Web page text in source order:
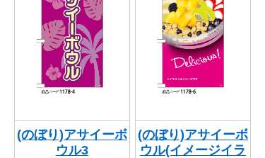
(のぼり)アサイーボ
ウル3
(のぼり)アサイーボ
ウル(イメージイラ